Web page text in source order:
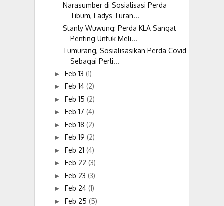
Narasumber di Sosialisasi Perda
Tibum, Ladys Turan...
Stanly Wuwung: Perda KLA Sangat
Penting Untuk Meli...
Tumurang, Sosialisasikan Perda Covid
Sebagai Perli...
► Feb 13 (1)
► Feb 14 (2)
► Feb 15 (2)
► Feb 17 (4)
► Feb 18 (2)
► Feb 19 (2)
► Feb 21 (4)
► Feb 22 (3)
► Feb 23 (3)
► Feb 24 (1)
► Feb 25 (5)